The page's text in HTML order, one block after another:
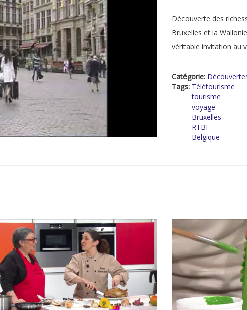
Découverte des
Bruxelles et la
véritable invitation au
Catégorie:
Tags: Télétourisme
tourisme
voyage
Bruxelles
RTBF
Belgique